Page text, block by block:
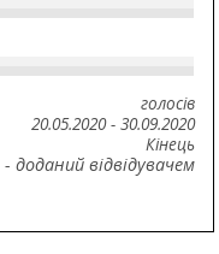
голосів
20.05.2020- 30.09.2020
Кінець
- доданий відвідувачем